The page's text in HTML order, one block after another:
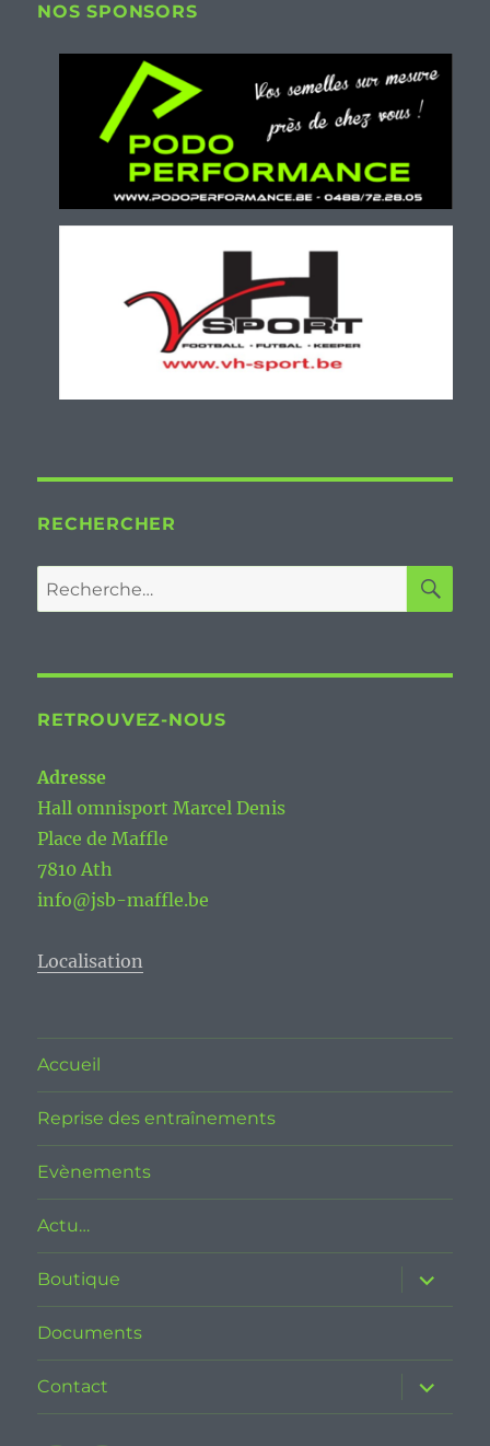
NOS SPONSORS
RECHERCHER
Recherche
pour :
RETROUVEZ-NOUS
Adresse
Hall omnisport Marcel Denis
Place de Maffle
7810 Ath
info@jsb-maffle.be
Localisation
Accueil
Reprise des entraînements
Evènements
Actu…
Boutique
ouvrir
le
sous-
Documents
Contact
ouvrir
le
sous-